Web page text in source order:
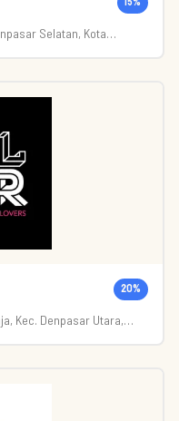
Selatan, Kota
20%
Kec. Denpasar Utara,